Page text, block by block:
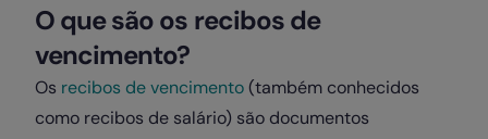
O que são os recibos de
vencimento?
Os recibos de vencimento (também conhecidos
como recibos de salário) são documentos